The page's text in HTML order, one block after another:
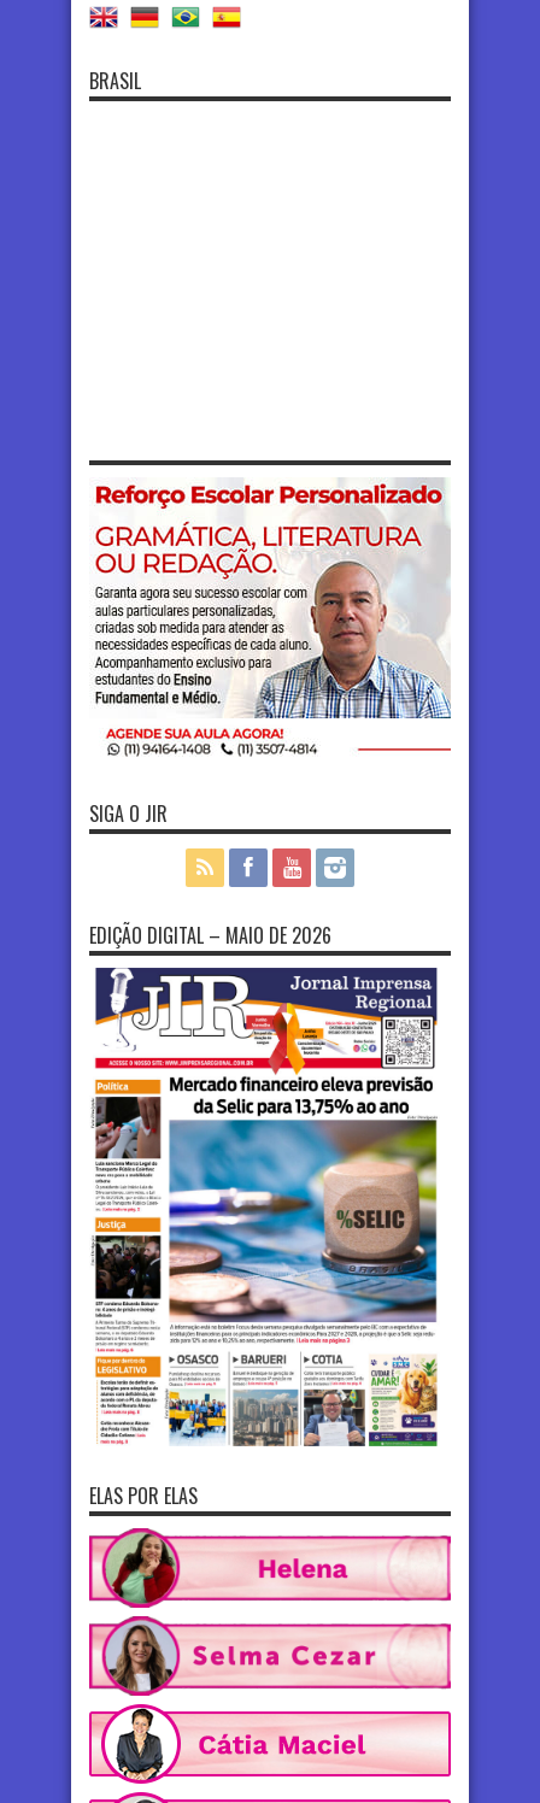
BRASIL
SIGA O JIR
EDIÇÃO DIGITAL – MAIO DE 2026
ELAS POR ELAS